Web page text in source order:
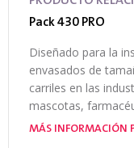
Pack 430 PRO
Diseñado para la
envasados de
carriles en las
mascotas,
MÁS INFORMACIÓN